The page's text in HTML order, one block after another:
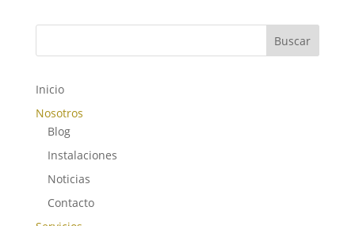
Buscar
Inicio
Nosotros
Blog
Instalaciones
Noticias
Contacto